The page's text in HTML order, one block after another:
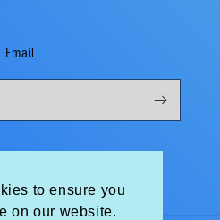
to ensure you
on our website.
to ensure you
on our website.
Email